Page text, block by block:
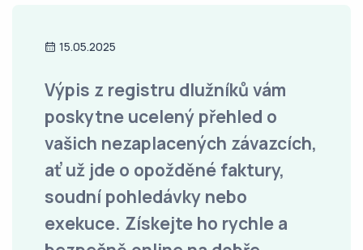
15.05.2025
Výpis z registru dlužníků vám
poskytne ucelený přehled o
vašich nezaplacených závazcích,
ať už jde o opožděné faktury,
soudní pohledávky nebo
exekuce. Získejte ho rychle a